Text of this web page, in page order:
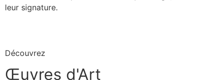
leur signature.
Découvrez
Œuvres d'Art